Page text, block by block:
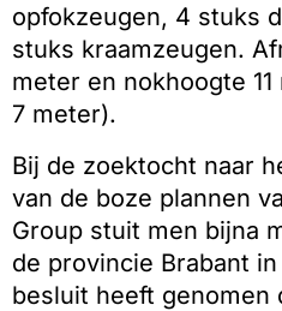
opfokzeugen, 4 stuks
stuks kraamzeugen.
meter en nokhoogte
7 meter).
Bij de zoektocht naar
van de boze plannen
Group stuit men bijna
de provincie Brabant
besluit heeft genomen